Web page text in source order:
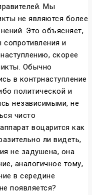
Мы
не являются более
Это объясняет,
и
скорее
Обычно
в контрнаступление
политической и
независимыми, не
чисто
воцарится как
ли видеть,
не задушена, она
аналогичное тому,
в середине
появляется?